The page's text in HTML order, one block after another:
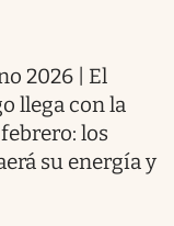
2026 | El
llega con la
los
su energía y